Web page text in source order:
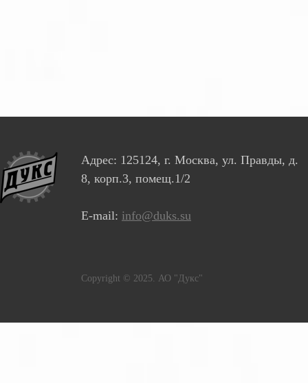
Адрес: 125124, г. Москва, ул. Правды, д.
8, корп.3, помещ.1/2
E-mail: info@duks.su
Copyright © 2025. АО "Дукс"